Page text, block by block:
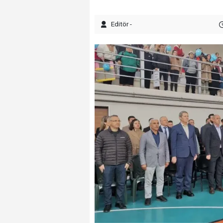
Editör -